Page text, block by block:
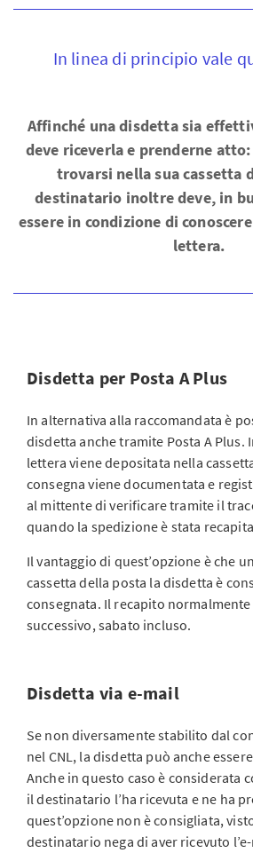
In linea di principio vale
Affinché una disdetta sia
deve riceverla e prenderne
trovarsi nella sua cassetta
destinatario inoltre deve, in
essere in condizione di
lettera.
Disdetta per Posta A Plus
In alternativa alla raccomandata è
disdetta anche tramite Posta A Plus.
lettera viene depositata nella
consegna viene documentata e
al mittente di verificare tramite il
quando la spedizione è stata
Il vantaggio di quest’opzione è che
cassetta della posta la disdetta è
consegnata. Il recapito
successivo, sabato incluso.
Disdetta via e-mail
Se non diversamente stabilito dal
nel CNL, la disdetta può anche
Anche in questo caso è considerata
il destinatario l’ha ricevuta e ne ha
quest’opzione non è consigliata,
destinatario nega di aver ricevuto